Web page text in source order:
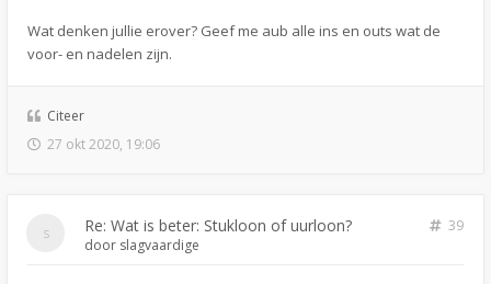
Wat denken jullie erover? Geef me aub alle ins en outs wat de
voor- en nadelen zijn.
Citeer
27 okt 2020, 19:06
Re: Wat is beter: Stukloon of uurloon?
39
door slagvaardige